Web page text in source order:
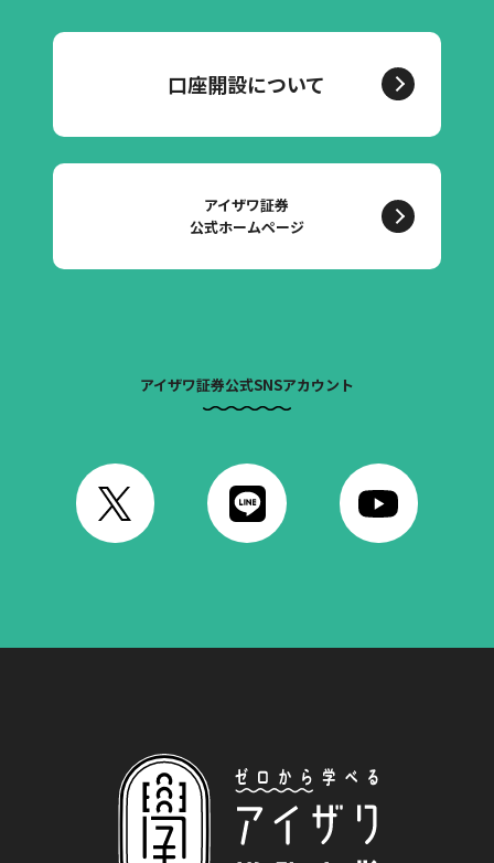
口座開設について
アイザワ証券
公式ホームページ
アイザワ証券公式SNSアカウント